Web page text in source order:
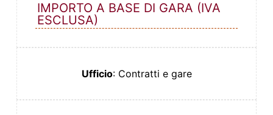
IMPORTO A BASE DI GARA (IVA
ESCLUSA)
Ufficio: Contratti e gare